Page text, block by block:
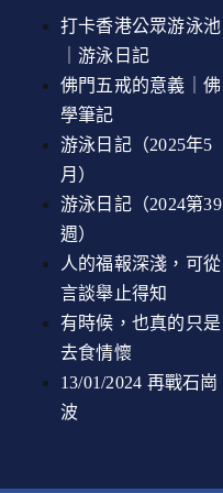
打卡香港公眾游泳池
｜游泳日記
佛門五戒的意義｜佛
學筆記
游泳日記（2025年5
月）
游泳日記（2024第39
週）
人的福報深淺，可從
言談舉止得知
有時候，也真的只是
去食情懷
13/01/2024 再戰石崗
波